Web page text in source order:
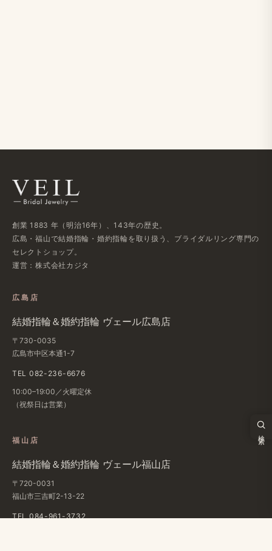
創業 1883 年​（明治16年）、​143年の​歴史。
広島・福山で​結婚指輪・婚約指輪を​取り扱う、​ブライダルリング専門の​
セレクトショップ。
運営：株式会社カジタ
広島店
結婚​指輪＆婚約指輪 ヴェール​広島店
〒730-0035
広島市中区本通1-7
TEL 082-236-6676
10:00–19:00／火曜定休
（祝祭日は​営業）
福山店
結婚​指輪＆婚約指輪 ヴェール福山店
〒720-0031
福山市三吉町2-13-22
TEL 084-961-3732